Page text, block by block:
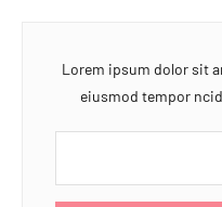
Lorem ipsum dolor sit
eiusmod tempor